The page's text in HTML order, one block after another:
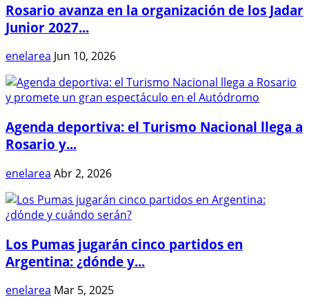
Rosario avanza en la organización de los Jadar
Junior 2027...
enelarea Jun 10, 2026
Agenda deportiva: el Turismo Nacional llega a
Rosario y...
enelarea Abr 2, 2026
Los Pumas jugarán cinco partidos en
Argentina: ¿dónde y...
enelarea Mar 5, 2025